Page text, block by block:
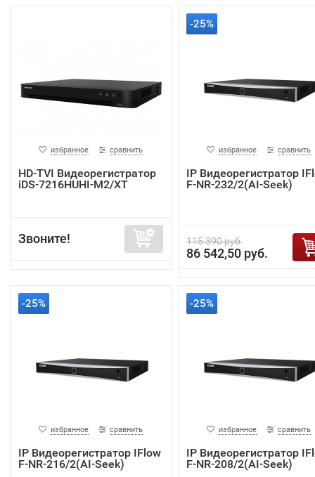
избранное сравнить
HD-TVI Видеорегистратор
iDS-7216HUHI-M2/XT
Звоните!
-25%
избранное сравнить
IP Видеорегистратор
F-NR-232/2(AI-Seek)
115 390 руб.
86 542,50 руб.
-25%
избранное сравнить
IP Видеорегистратор IFlow
F-NR-216/2(AI-Seek)
-25%
избранное сравнить
IP Видеорегистратор
F-NR-208/2(AI-Seek)